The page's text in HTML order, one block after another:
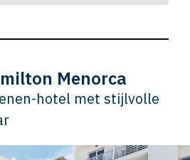
Menorca
hotel met stijlvolle